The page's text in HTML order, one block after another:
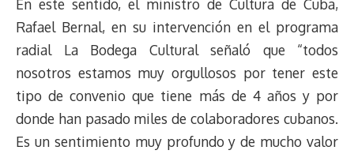
En este sentido, el ministro de Cultura de Cuba,
Rafael Bernal, en su intervención en el programa
radial La Bodega Cultural señaló que “todos
nosotros estamos muy orgullosos por tener este
tipo de convenio que tiene más de 4 años y por
donde han pasado miles de colaboradores cubanos.
Es un sentimiento muy profundo y de mucho valor